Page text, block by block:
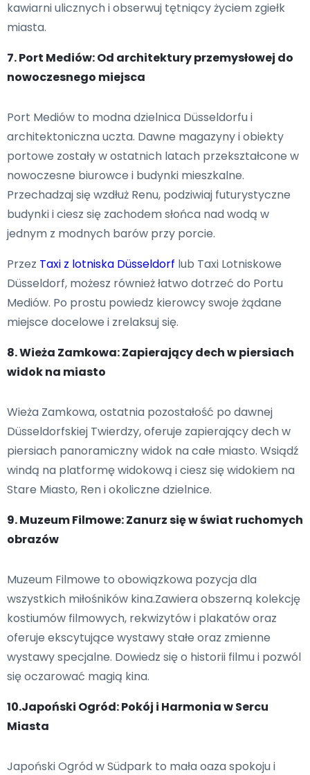
kawiarni ulicznych i obserwuj tętniący życiem zgiełk
miasta.
7. Port Mediów: Od architektury przemysłowej do
nowoczesnego miejsca
Port Mediów to modna dzielnica Düsseldorfu i
architektoniczna uczta. Dawne magazyny i obiekty
portowe zostały w ostatnich latach przekształcone w
nowoczesne biurowce i budynki mieszkalne.
Przechadzaj się wzdłuż Renu, podziwiaj futurystyczne
budynki i ciesz się zachodem słońca nad wodą w
jednym z modnych barów przy porcie.
Przez Taxi z lotniska Düsseldorf lub Taxi Lotniskowe
Düsseldorf, możesz również łatwo dotrzeć do Portu
Mediów. Po prostu powiedz kierowcy swoje żądane
miejsce docelowe i zrelaksuj się.
8. Wieża Zamkowa: Zapierający dech w piersiach
widok na miasto
Wieża Zamkowa, ostatnia pozostałość po dawnej
Düsseldorfskiej Twierdzy, oferuje zapierający dech w
piersiach panoramiczny widok na całe miasto. Wsiądź
windą na platformę widokową i ciesz się widokiem na
Stare Miasto, Ren i okoliczne dzielnice.
9. Muzeum Filmowe: Zanurz się w świat ruchomych
obrazów
Muzeum Filmowe to obowiązkowa pozycja dla
wszystkich miłośników kina.Zawiera obszerną kolekcję
kostiumów filmowych, rekwizytów i plakatów oraz
oferuje ekscytujące wystawy stałe oraz zmienne
wystawy specjalne. Dowiedz się o historii filmu i pozwól
się oczarować magią kina.
10.Japoński Ogród: Pokój i Harmonia w Sercu
Miasta
Japoński Ogród w Südpark to mała oaza spokoju i